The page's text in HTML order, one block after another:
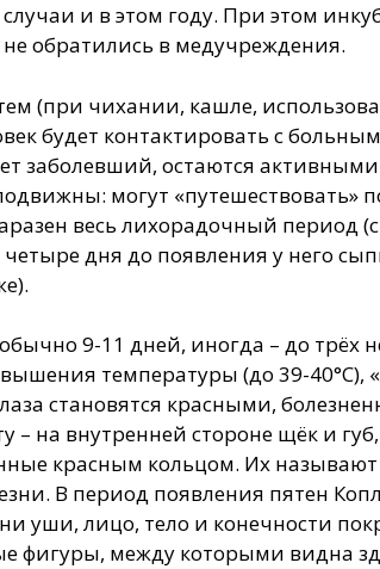
и в этом году. При этом
обратились в медучреждения.
(при чихании, кашле,
будет контактировать с
заболевший, остаются активными
могут «путешествовать»
весь лихорадочный период
дня до появления у него
9-11 дней, иногда – до трёх
температуры (до 39-40°С),
становятся красными,
на внутренней стороне щёк и
красным кольцом. Их
В период появления пятен
уши, лицо, тело и конечности
фигуры, между которыми видна